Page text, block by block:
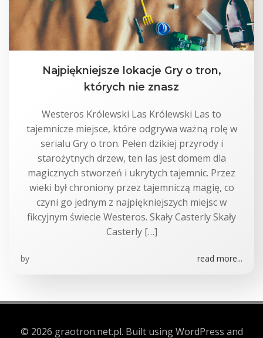
Najpiękniejsze lokacje Gry o tron,
których nie znasz
Westeros Królewski Las Królewski Las to
tajemnicze miejsce, które odgrywa ważną rolę w
serialu Gry o tron. Pełen dzikiej przyrody i
starożytnych drzew, ten las jest domem dla
magicznych stworzeń i ukrytych tajemnic. Przez
wieki był chroniony przez tajemniczą magię, co
czyni go jednym z najpiękniejszych miejsc w
fikcyjnym świecie Westeros. Skały Casterly Skały
Casterly […]
by read more...
© 2026 graotron.net.pl. Built using WordPress and